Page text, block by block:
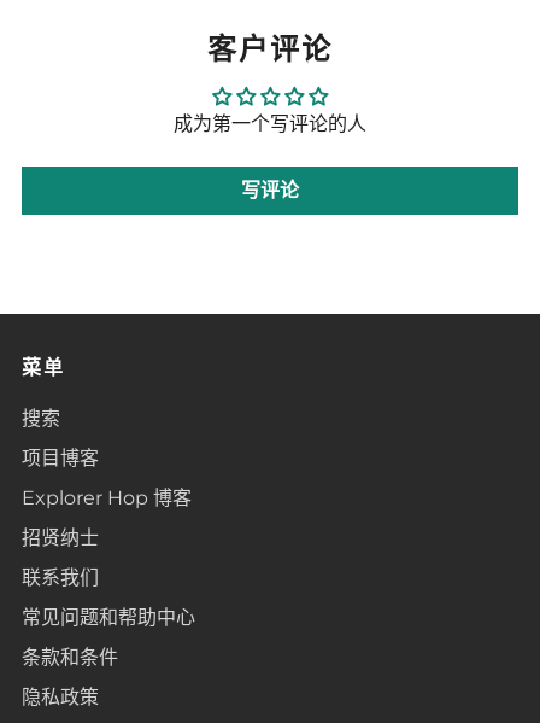
客户评论
成为第一个写评论的人
写评论
菜单
搜索
项目博客
Explorer Hop 博客
招贤纳士
联系我们
常见问题和帮助中心
条款和条件
隐私政策